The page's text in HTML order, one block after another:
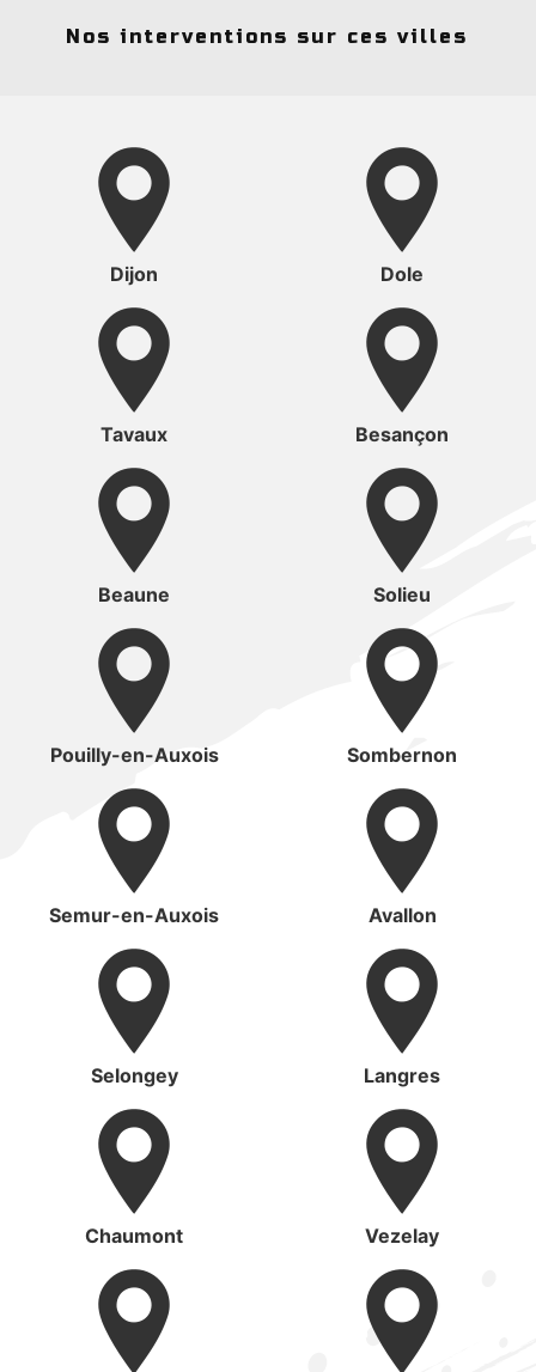
Nos interventions sur ces villes
Dijon Dole
Tavaux Besançon
Beaune Solieu
Pouilly-en-Auxois Sombernon
Semur-en-Auxois Avallon
Selongey Langres
Chaumont Vezelay